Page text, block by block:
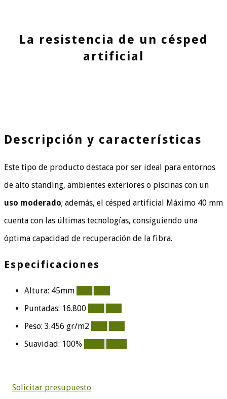
La resistencia de un césped
artificial
Descripción y características
Este tipo de producto destaca por ser ideal para entornos
de alto standing, ambientes exteriores o piscinas con un
uso moderado; además, el césped artificial Máximo 40 mm
cuenta con las últimas tecnologías, consiguiendo una
óptima capacidad de recuperación de la fibra.
Especificaciones
Altura: 45mm
Puntadas: 16.800
Peso: 3.456 gr/m2
Suavidad: 100%
Solicitar presupuesto